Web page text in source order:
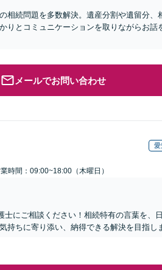
相続問題を多数解決。遺産分割や遺留分、
りとコミュニケーションを取りながらお話
メールでお問い合わせ
愛
時間：09:00~18:00（木曜日）
士にご相談ください！相続特有の言葉を、
持ちに寄り添い、納得できる解決を目指し